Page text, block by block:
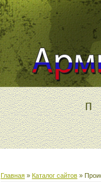
Главная » Каталог сайтов »